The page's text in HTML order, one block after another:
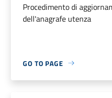
Procedimento di
dell'anagrafe utenza
GO TO PAGE